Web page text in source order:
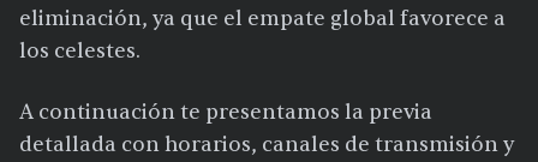
eliminación, ya que el empate global favorece a
los celestes.
A continuación te presentamos la previa
detallada con horarios, canales de transmisión y